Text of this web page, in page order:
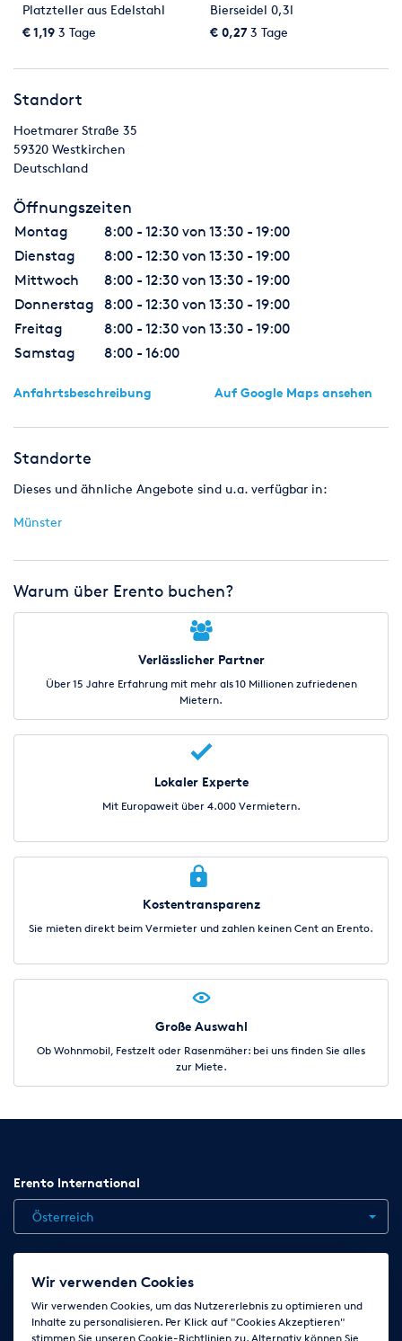
Platzteller aus Edelstahl
€ 1,19 3 Tage
Bierseidel 0,3l
€ 0,27 3 Tage
Standort
Hoetmarer Straße 35
59320 Westkirchen
Deutschland
Öffnungszeiten
Montag
8:00 - 12:30 von 13:30 - 19:00
Dienstag
8:00 - 12:30 von 13:30 - 19:00
Mittwoch
8:00 - 12:30 von 13:30 - 19:00
Donnerstag
8:00 - 12:30 von 13:30 - 19:00
Freitag
8:00 - 12:30 von 13:30 - 19:00
Samstag
8:00 - 16:00
Anfahrtsbeschreibung Auf Google Maps ansehen
Standorte
Dieses und ähnliche Angebote sind u.a. verfügbar in:
Münster
Warum über Erento buchen?
Verlässlicher Partner
Über 15 Jahre Erfahrung mit mehr als 10 Millionen zufriedenen
Mietern.
Lokaler Experte
Mit Europaweit über 4.000 Vermietern.
Kostentransparenz
Sie mieten direkt beim Vermieter und zahlen keinen Cent an Erento.
Große Auswahl
Ob Wohnmobil, Festzelt oder Rasenmäher: bei uns finden Sie alles
zur Miete.
Erento International
Österreich
Jobs Kontakt News
AGB
Impressum Cookie-Einstellungen ändern
Wir verwenden Cookies
Wir verwenden Cookies, um das Nutzererlebnis zu optimieren und
Inhalte zu personalisieren. Per Klick auf "Cookies Akzeptieren"
stimmen Sie unseren Cookie-Richtlinien zu. Alternativ können Sie